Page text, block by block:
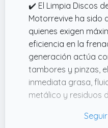
críticas del sistema
✔️ El Limpia Discos
Motorrevive ha sido
quienes exigen
eficiencia en la
generación actúa
tambores y pinzas,
inmediata grasa,
metálico y residuos
evita el contacto